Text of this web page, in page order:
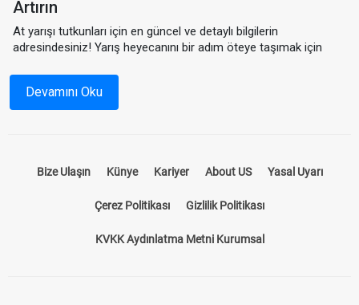
Artırın
At yarışı tutkunları için en güncel ve detaylı bilgilerin
adresindesiniz! Yarış heyecanını bir adım öteye taşımak için
tablosu, yarışseverlerin kazanç oranlarını maksimize etmeleri
için ideal bir kaynaktır.
bilgilerine kolayca ulaşıp stratejilerinizi oluşturabilirsiniz.
At yarışı oranları, bir yarışta hangi atın ne kadar şansı olduğunu
rakamlardır. Sitemizde sunduğumuzat yarışı oranları
tarafından belirlenen en güncel oranları kapsar. Bu oranlar,
Devamını Oku
Bize Ulaşın Künye Kariyer About US Yasal Uyarı
Çerez Politikası Gizlilik Politikası
KVKK Aydınlatma Metni Kurumsal